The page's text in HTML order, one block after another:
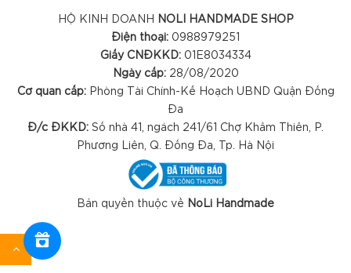
HỘ KINH DOANH
NOLI HANDMADE SHOP
Điện thoại: 0988979251
Giấy CNĐKKD:01E8034334
Ngày cấp:28/08/2020
Cơ quan cấp:Phòng Tài Chính-Kế Hoạch UBND Quận Đống
Đa
Đ/c ĐKKD: Số nhà 41, ngách 241/61 Chợ Khâm Thiên, P.
Phương Liên, Q. Đống Đa, Tp. Hà Nội
Bản quyền thuộc về NoLi Handmade